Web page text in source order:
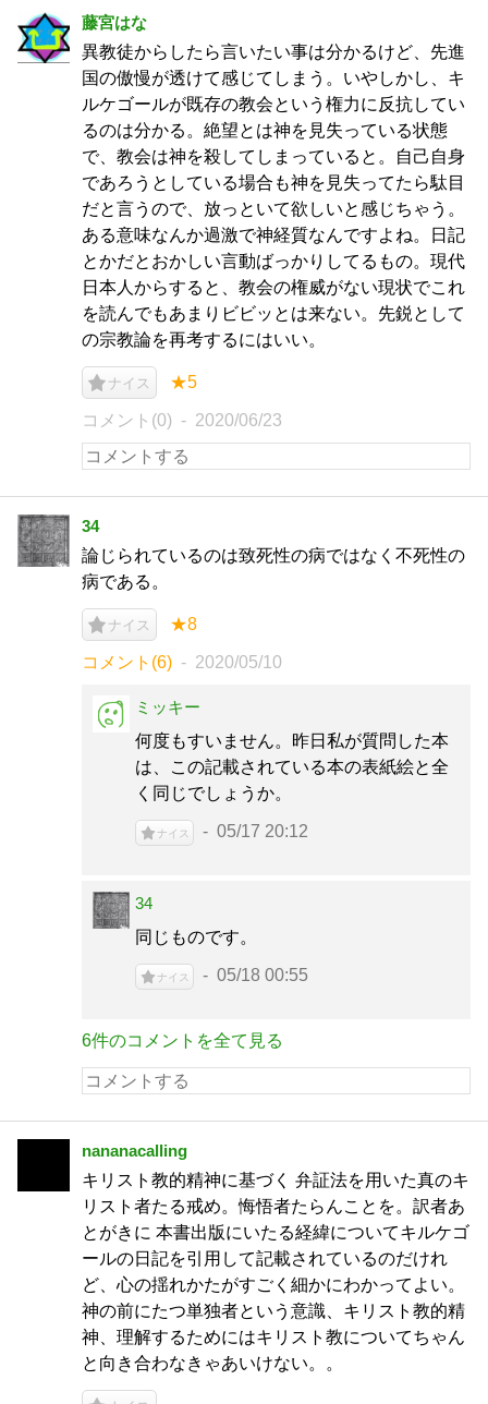
藤宮はな
異教徒からしたら言いたい事は分かるけど、先進
国の傲慢が透けて感じてしまう。いやしかし、キ
ルケゴールが既存の教会という権力に反抗してい
るのは分かる。絶望とは神を見失っている状態
で、教会は神を殺してしまっていると。自己自身
であろうとしている場合も神を見失ってたら駄目
だと言うので、放っといて欲しいと感じちゃう。
ある意味なんか過激で神経質なんですよね。日記
とかだとおかしい言動ばっかりしてるもの。現代
日本人からすると、教会の権威がない現状でこれ
を読んでもあまりビビッとは来ない。先鋭として
の宗教論を再考するにはいい。
ナイス ★5
コメント(0) 2020/06/23
34
論じられているのは致死性の病ではなく不死性の
病である。
ナイス ★8
コメント(6) 2020/05/10
ミッキー
何度もすいません。昨日私が質問した本
は、この記載されている本の表紙絵と全
く同じでしょうか。
ナイス 05/17 20:12
34
同じものです。
ナイス 05/18 00:55
6件のコメントを全て見る
nananacalling
キリスト教的精神に基づく 弁証法を用いた真のキ
リスト者たる戒め。悔悟者たらんことを。訳者あ
とがきに 本書出版にいたる経緯についてキルケゴ
ールの日記を引用して記載されているのだけれ
ど、心の揺れかたがすごく細かにわかってよい。
神の前にたつ単独者という意識、キリスト教的精
神、理解するためにはキリスト教についてちゃん
と向き合わなきゃあいけない。。